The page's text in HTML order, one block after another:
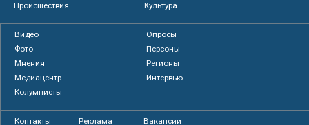
Происшествия
Культура
Видео
Опросы
Фото
Персоны
Мнения
Регионы
Медиацентр
Интервью
Колумнисты
Контакты Реклама Вакансии